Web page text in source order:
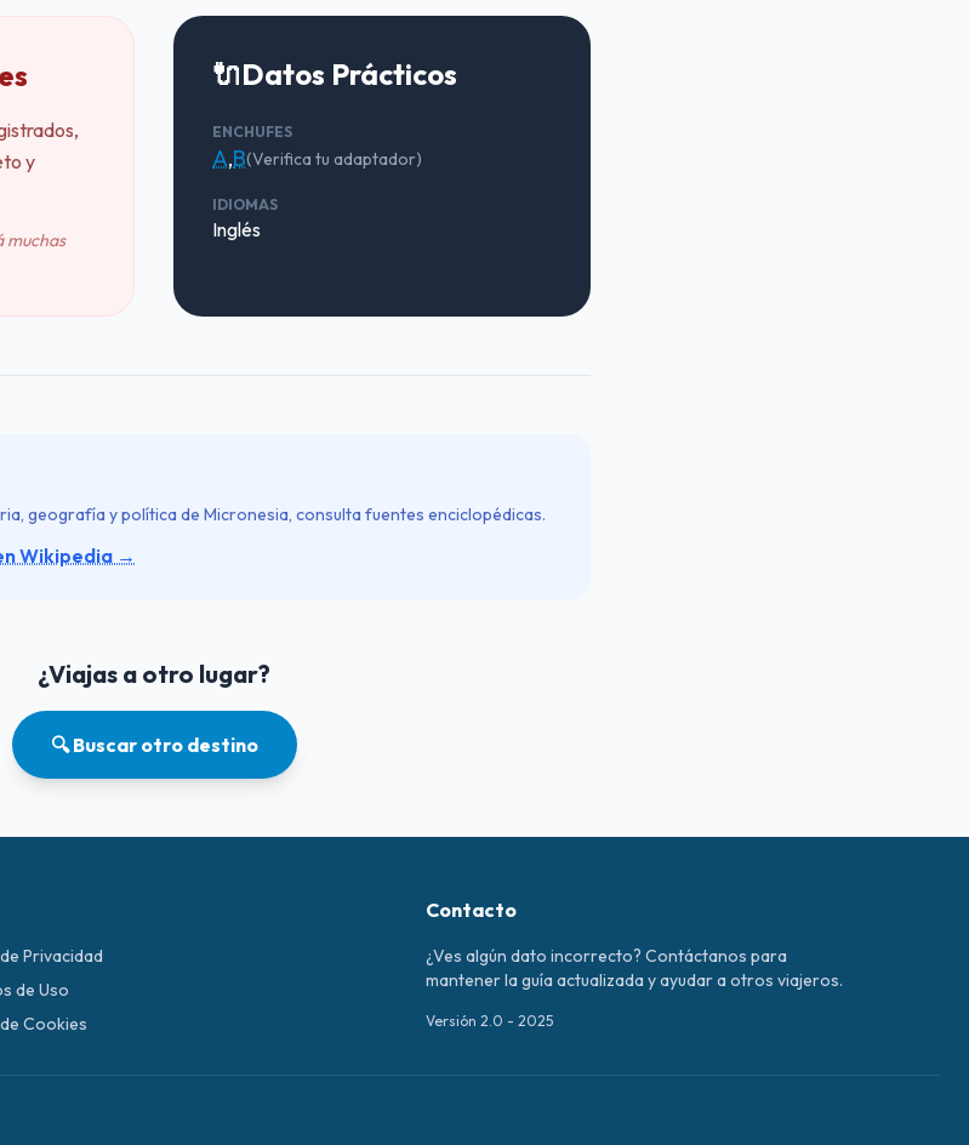
y
muchas
🔌Datos Prácticos
ENCHUFES
A,B(Verifica tu adaptador)
IDIOMAS
Inglés
geografía y política de Micronesia, consulta fuentes enciclopédicas.
Wikipedia →
¿Viajas a otro lugar?
🔍 Buscar otro destino
Privacidad
de Uso
Cookies
Contacto
¿Ves algún dato incorrecto? Contáctanos para
mantener la guía actualizada y ayudar a otros viajeros.
Versión 2.0 - 2025